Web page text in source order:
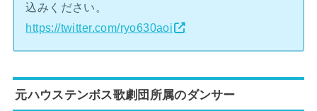
込みください。
https://twitter.com/ryo630aoi
元ハウステンボス歌劇団所属のダンサー